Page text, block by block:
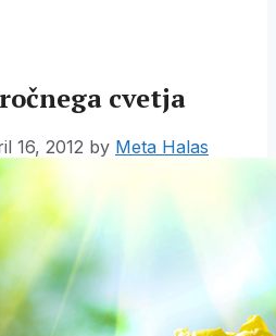
cvetja
16, 2012 by Meta Halas